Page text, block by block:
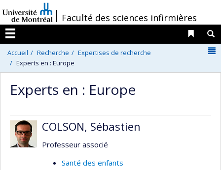
au
contenu
/Faculté des sciences infirmières
Menu
Liens
Accueil Recherche
Expertises de recherche
Experts en : Europe
Experts en : Europe
COLSON, Sébastien
Professeur associé
Santé des enfants